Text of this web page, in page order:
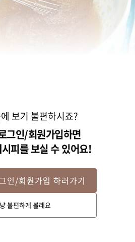
은 후 당근퍼프와 달걀을 넣어 섞어주세요.
보기 불편하시죠?
그인/회원가입하면
피를 보실 수 있어요!
인/회원가입 하러가기
불편하게 볼래요